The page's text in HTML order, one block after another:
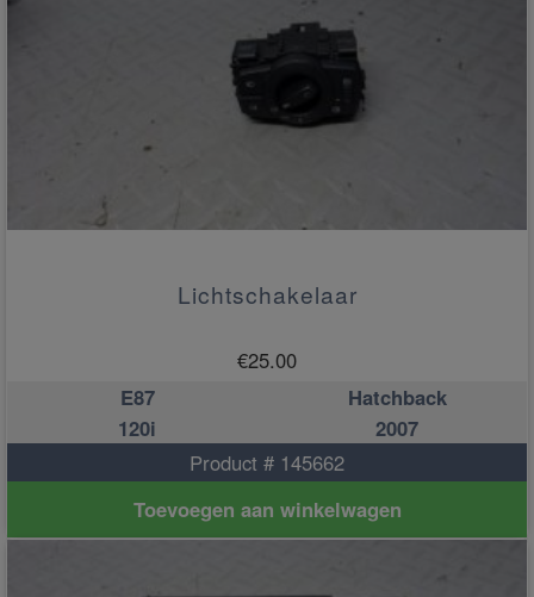
Lichtschakelaar
€25.00
E87
Hatchback
120i
2007
Product # 145662
Toevoegen aan winkelwagen